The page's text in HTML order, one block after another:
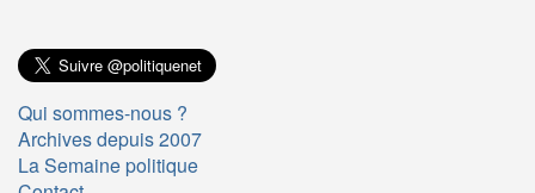
Qui sommes-nous ?
Archives depuis 2007
La Semaine politique